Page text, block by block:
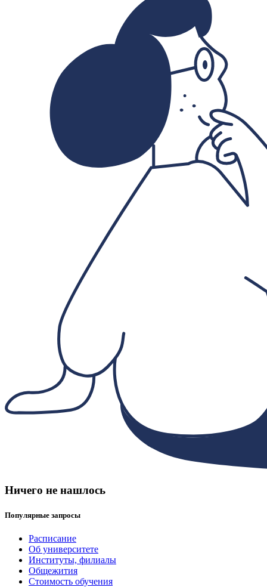
Ничего не нашлось
Популярные запросы
Расписание
Об университете
Институты, филиалы
Общежития
Стоимость обучения